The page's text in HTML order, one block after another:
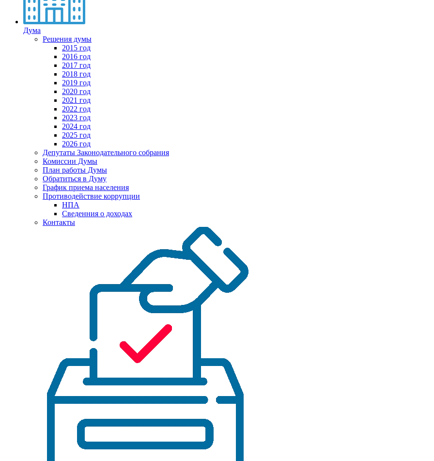
Дума
Решения думы
2015 год
2016 год
2017 год
2018 год
2019 год
2020 год
2021 год
2022 год
2023 год
2024 год
2025 год
2026 год
Депутаты Законодательного собрания
Комиссии Думы
План работы Думы
Обратиться в Думу
График приема населения
Противодействие коррупции
НПА
Сведенния о доходах
Контакты